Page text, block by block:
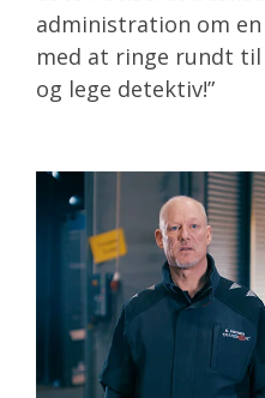
administration om
med at ringe rundt
og lege detektiv!”